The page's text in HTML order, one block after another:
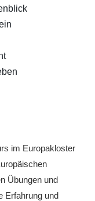
im Europakloster
Übungen und
Erfahrung und